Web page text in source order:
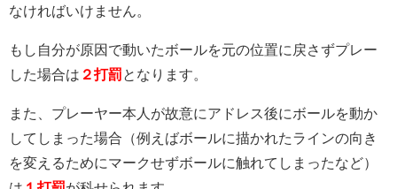
なければいけません。
もし自分が原因で動いたボールを元の位置に戻さずプレー
した場合は ２打罰となります。
また、プレーヤー本人が故意にアドレス後にボールを動か
してしまった場合（例えばボールに描かれたラインの向き
を変えるためにマークせずボールに触れてしまったなど）